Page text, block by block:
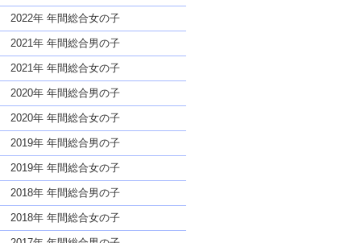
2022年 年間総合女の子
2021年 年間総合男の子
2021年 年間総合女の子
2020年 年間総合男の子
2020年 年間総合女の子
2019年 年間総合男の子
2019年 年間総合女の子
2018年 年間総合男の子
2018年 年間総合女の子